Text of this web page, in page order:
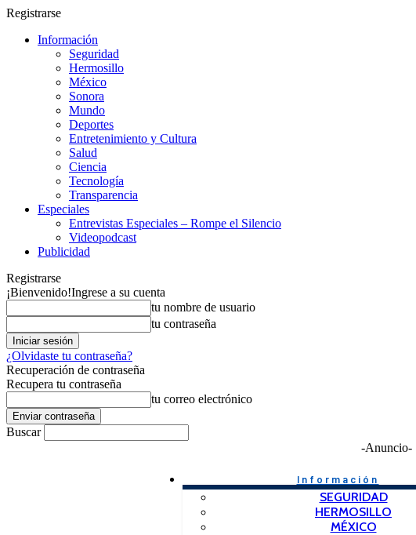
Registrarse
Información
Seguridad
Hermosillo
México
Sonora
Mundo
Deportes
Entretenimiento y Cultura
Salud
Ciencia
Tecnología
Transparencia
Especiales
Entrevistas Especiales – Rompe el Silencio
Videopodcast
Publicidad
Registrarse
¡Bienvenido!Ingrese a su cuenta
tu nombre de usuario
tu contraseña
¿Olvidaste tu contraseña?
Recuperación de contraseña
Recupera tu contraseña
tu correo electrónico
Buscar
-Anuncio-
Información
SEGURIDAD
HERMOSILLO
MÉXICO